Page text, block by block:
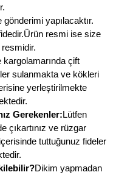
gönderimi yapılacaktır.
resmi ise size
kargolamarında çift
sulanmakta ve kökleri
yerleştirilmekte
Gerekenler:Lütfen
çıkartınız ve rüzgar
tuttuğunuz fideler
Dikim yapmadan